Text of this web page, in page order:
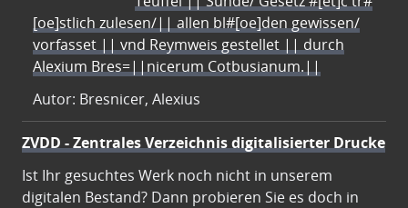
[oe]stlich zulesen/|| allen bl#[oe]den gewissen/
vorfasset || vnd Reymweis gestellet || durch
Alexium Bres=||nicerum Cotbusianum.||
Autor: Bresnicer, Alexius
ZVDD - Zentrales Verzeichnis digitalisierter Drucke
Ist Ihr gesuchtes Werk noch nicht in unserem
digitalen Bestand? Dann probieren Sie es doch in